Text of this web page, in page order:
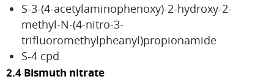
S-3-(4-acetylaminophenoxy)-2-hydroxy-2-
methyl-N-(4-nitro-3-
trifluoromethylpheanyl)propionamide
S-4 cpd
2.4 Bismuth nitrate